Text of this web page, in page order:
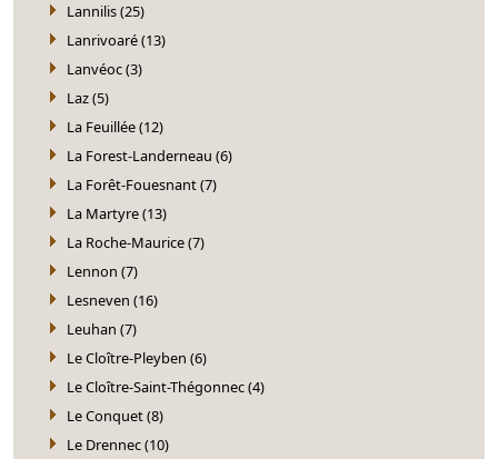
Lannilis (25)
Lanrivoaré (13)
Lanvéoc (3)
Laz (5)
La Feuillée (12)
La Forest-Landerneau (6)
La Forêt-Fouesnant (7)
La Martyre (13)
La Roche-Maurice (7)
Lennon (7)
Lesneven (16)
Leuhan (7)
Le Cloître-Pleyben (6)
Le Cloître-Saint-Thégonnec (4)
Le Conquet (8)
Le Drennec (10)